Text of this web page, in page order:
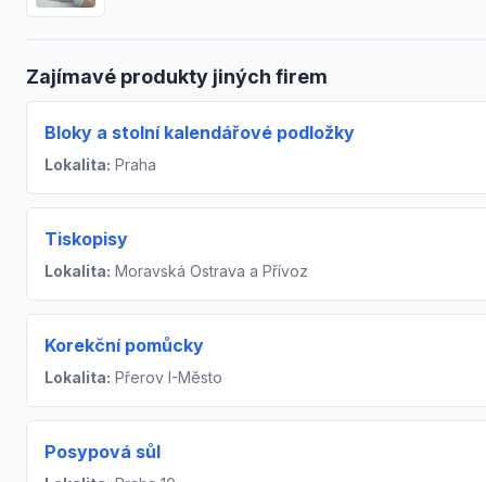
Zajímavé produkty jiných firem
Bloky a stolní kalendářové podložky
Lokalita: Praha
Tiskopisy
Lokalita: Moravská Ostrava a Přívoz
Korekční pomůcky
Lokalita: Přerov I-Město
Posypová sůl